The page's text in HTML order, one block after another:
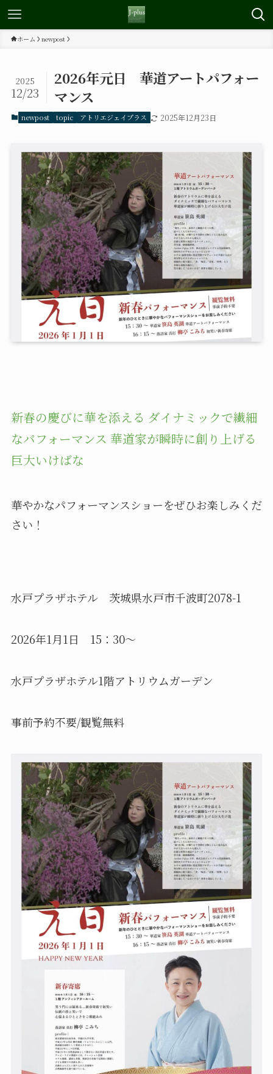
ホーム newpost
2026年元日 華道アートパフォー
マンス
2025
12/23
newpost topic アトリエジェイプラス 2025年12月23日
新春の慶びに華を添える ダイナミックで繊細
なパフォーマンス 華道家が瞬時に創り上げる
巨大いけばな
華やかなパフォーマンスショーをぜひお楽しみくだ
さい！
水戸プラザホテル 茨城県水戸市千波町2078-1
2026年1月1日 15：30～
水戸プラザホテル1階アトリウムガーデン
事前予約不要/観覧無料